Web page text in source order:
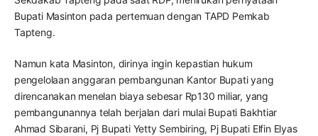
Bupati Masinton pada pertemuan dengan TAPD Pemkab
Tapteng.
Namun kata Masinton, dirinya ingin kepastian hukum
pengelolaan anggaran pembangunan Kantor Bupati yang
direncanakan menelan biaya sebesar Rp130 miliar, yang
pembangunannya telah berjalan dari mulai Bupati Bakhtiar
Ahmad Sibarani, Pj Bupati Yetty Sembiring, Pj Bupati Elfin Elyas